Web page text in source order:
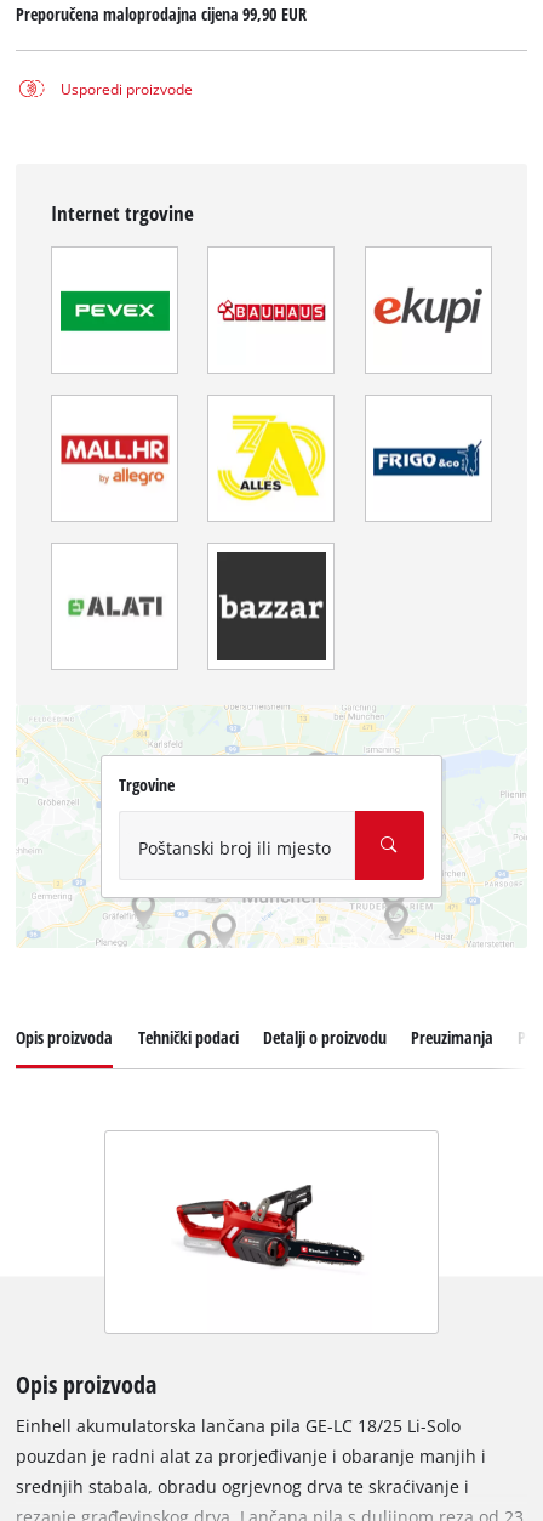
Preporučena maloprodajna cijena99,90 EUR
Usporedi proizvode
Internet trgovine
Trgovine
Poštanski broj ili mjesto
Opis proizvoda Tehnički podaci Detalji o proizvodu Preuzimanja
Opis proizvoda
Einhell akumulatorska lančana pila GE-LC 18/25 Li-Solo
pouzdan je radni alat za prorjeđivanje i obaranje manjih i
srednjih stabala, obradu ogrjevnog drva te skraćivanje i